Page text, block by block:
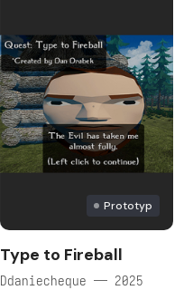
Prototyp
Type to Fireball
Ddaniecheque — 2025